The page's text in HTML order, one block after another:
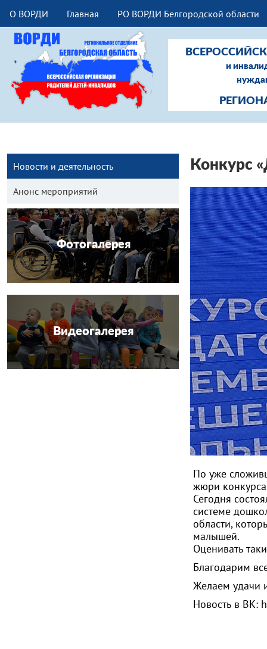
О ВОРДИ Главная РО ВОРДИ Белгородской области
и
Новости и деятельность
Анонс мероприятий
Фотогалерея
Видеогалерея
Конкурс
По уже
жюри конкурса
Сегодня
системе
области,
малышей.
Оценивать
Благодарим
Желаем удачи
Новость в ВК: